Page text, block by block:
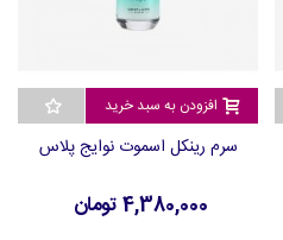
افزودن به سبد خرید
سرم رینکل اسموت نوایج پلاس
4,380,000 تومان